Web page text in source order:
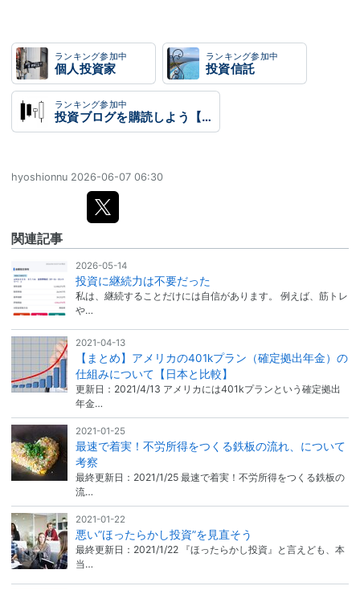
ランキング参加中
個人投資家
ランキング参加中
投資信託
ランキング参加中
投資ブログを購読しよう【株・FX・経済】
hyoshionnu 2026-06-07 06:30
関連記事
2026-05-14
投資に継続力は不要だった
私は、継続することだけには自信があります。 例えば、筋トレ
や…
2021-04-13
【まとめ】アメリカの401kプラン（確定拠出年金）の
仕組みについて【日本と比較】
更新日：2021/4/13 アメリカには401kプランという確定拠出
年金…
2021-01-25
最速で着実！不労所得をつくる鉄板の流れ、について
考察
最終更新日：2021/1/25 最速で着実！不労所得をつくる鉄板の
流…
2021-01-22
悪い”ほったらかし投資”を見直そう
最終更新日：2021/1/22 『ほったらかし投資』と言えども、本
当…